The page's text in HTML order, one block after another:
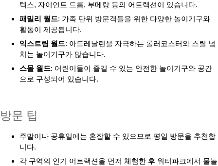
텍스, 자이언트 드롭, 부메랑 등의 어트랙션이 있습니다.
패밀리 월드: 가족 단위 방문객들을 위한 다양한 놀이기구와
활동이 제공됩니다.
익스트림 월드: 아드레날린을 자극하는 롤러코스터와 스릴 넘
치는 놀이기구가 많습니다.
스몰 월드: 어린이들이 즐길 수 있는 안전한 놀이기구와 공간
으로 구성되어 있습니다.
방문 팁
주말이나 공휴일에는 혼잡할 수 있으므로 평일 방문을 추천합
니다.
각 구역의 인기 어트랙션을 먼저 체험한 후 워터파크에서 물놀